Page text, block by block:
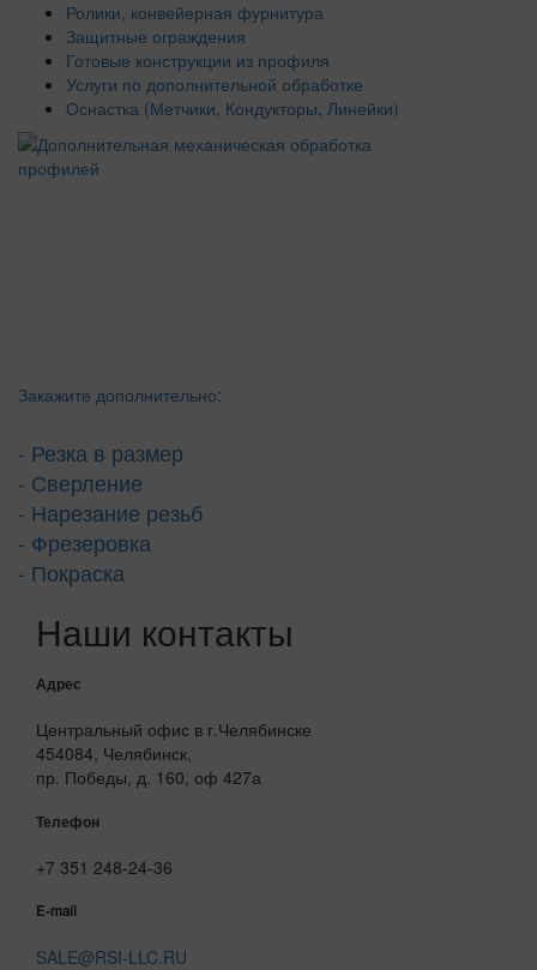
Ролики, конвейерная фурнитура
Защитные ограждения
Готовые конструкции из профиля
Услуги по дополнительной обработке
Оснастка (Метчики, Кондукторы, Линейки)
Закажите дополнительно:
- Резка в размер
- Сверление
- Нарезание резьб
- Фрезеровка
- Покраска
Наши контакты
Адрес
Центральный офис в г.Челябинске
454084, Челябинск,
пр. Победы, д. 160, оф 427а
Телефон
+7 351 248-24-36
E-mail
SALE@RSI-LLC.RU